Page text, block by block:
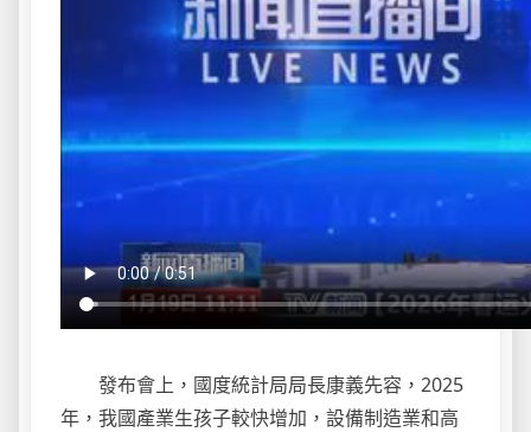
發布會上，國度統計局局長康義先容，2025
年，我國產業生孩子較快增加，設備制造業和高